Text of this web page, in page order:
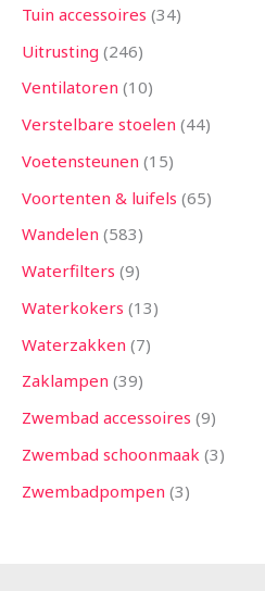
Tuin accessoires 34
Uitrusting 246
Ventilatoren 10
Verstelbare stoelen 44
Voetensteunen 15
Voortenten & luifels 65
Wandelen 583
Waterfilters 9
Waterkokers 13
Waterzakken 7
Zaklampen 39
Zwembad accessoires 9
Zwembad schoonmaak 3
Zwembadpompen 3